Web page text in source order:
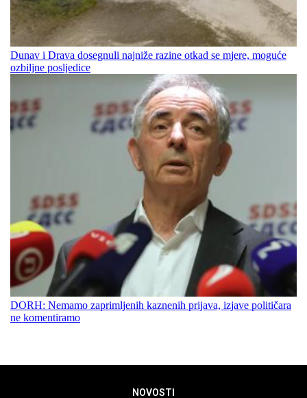
Dunav i Drava dosegnuli najniže razine otkad se mjere, moguće
ozbiljne posljedice
DORH: Nemamo zaprimljenih kaznenih prijava, izjave političara
ne komentiramo
NOVOSTI